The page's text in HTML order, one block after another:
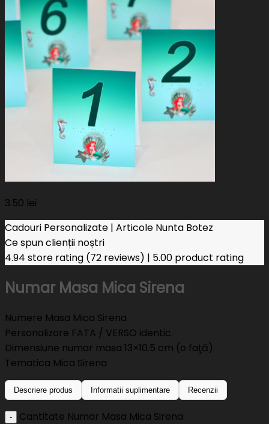
3.50 lei
Cadouri Personalizate | Articole Nunta Botez
Ce spun clienții noștri
4.94 store rating (72 reviews) | 5.00 product rating
Numar Masa Mica Sirena
Numere Masa Mica Sirena
Personalizare FATA / VERSO identic.
Dimensiune numar masa 13×10.5 cm (o faţă)
Tematica Mica Sirena
Descriere produs Informatii suplimentare Recenzii
Cantitate Numar Masa Mica Sirena